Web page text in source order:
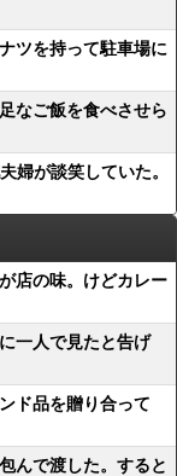
ツを持って駐車場に
なご飯を食べさせら
婦が談笑していた。
店の味。けどカレー
一人で見たと告げ
ド品を贈り合って
んで渡した。すると